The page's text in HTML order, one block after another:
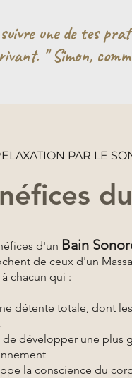
une de tes
" Simon,
PAR LE
d'un Bain
de ceux d'un
chacun qui :
détente totale, dont
de développer une plus
la conscience du